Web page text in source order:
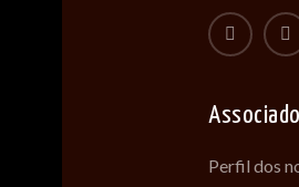
Perfil dos